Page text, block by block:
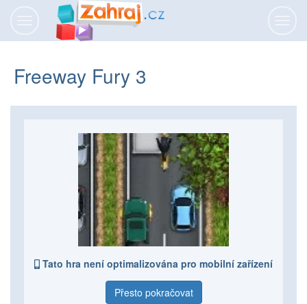
Freeway Fury 3
Tato hra není optimalizována pro mobilní zařízení
Přesto pokračovat